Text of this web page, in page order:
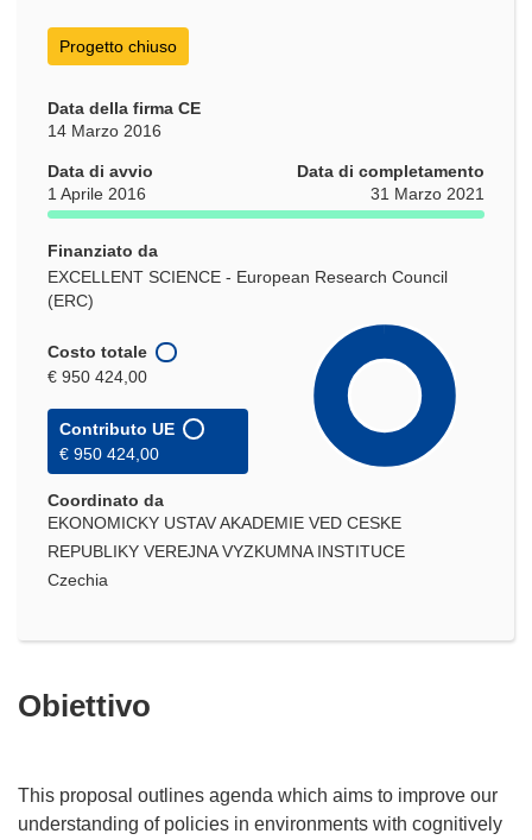
Progetto chiuso
Data della firma CE
14 Marzo 2016
Data di avvio
1 Aprile 2016
Data di completamento
31 Marzo 2021
Finanziato da
EXCELLENT SCIENCE - European Research Council
(ERC)
Costo totale
€ 950 424,00
Contributo UE
€ 950 424,00
Coordinato da
EKONOMICKY USTAV AKADEMIE VED CESKE
REPUBLIKY VEREJNA VYZKUMNA INSTITUCE
Czechia
Obiettivo
This proposal outlines agenda which aims to improve our
understanding of policies in environments with cognitively